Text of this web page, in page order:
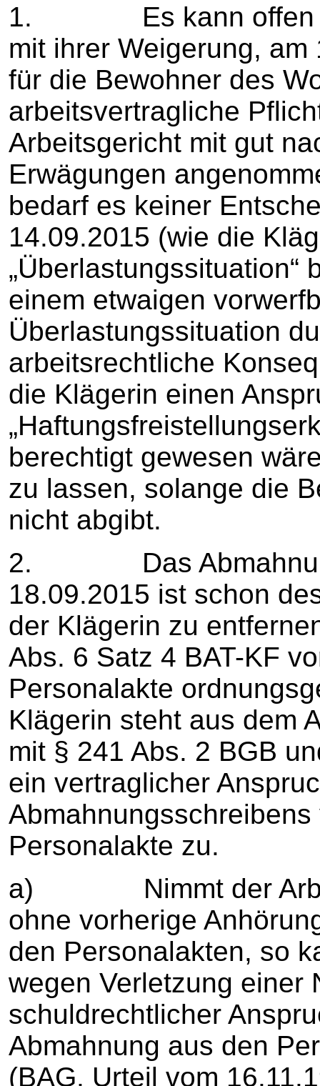
1. Es kann offen
mit ihrer Weigerung,
für die Bewohner des
arbeitsvertragliche
Arbeitsgericht mit gut
Erwägungen
bedarf es keiner
14.09.2015 (wie die
„Überlastungssituation“
einem etwaigen
Überlastungssituation
arbeitsrechtliche
die Klägerin einen
berechtigt gewesen
zu lassen, solange die
nicht abgibt.
2. Das
18.09.2015 ist schon
der Klägerin zu
Abs. 6 Satz 4 BAT-KF
Personalakte
Klägerin steht aus dem
mit § 241 Abs. 2 BGB
ein vertraglicher
Personalakte zu.
a) Nimmt der
ohne vorherige
den Personalakten, so
wegen Verletzung einer
schuldrechtlicher
Abmahnung aus den
(BAG, Urteil vom